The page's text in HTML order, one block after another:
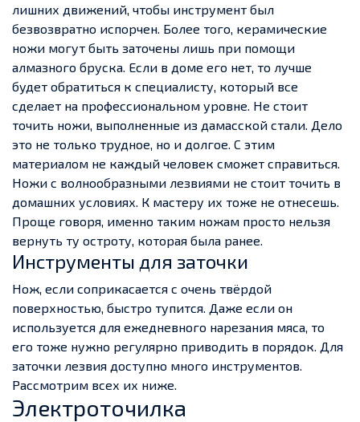
лишних движений, чтобы инструмент был
безвозвратно испорчен. Более того, керамические
ножи могут быть заточены лишь при помощи
алмазного бруска. Если в доме его нет, то лучше
будет обратиться к специалисту, который все
сделает на профессиональном уровне. Не стоит
точить ножи, выполненные из дамасской стали. Дело
это не только трудное, но и долгое. С этим
материалом не каждый человек сможет справиться.
Ножи с волнообразными лезвиями не стоит точить в
домашних условиях. К мастеру их тоже не отнесешь.
Проще говоря, именно таким ножам просто нельзя
вернуть ту остроту, которая была ранее.
Инструменты для заточки
Нож, если соприкасается с очень твёрдой
поверхностью, быстро тупится. Даже если он
используется для ежедневного нарезания мяса, то
его тоже нужно регулярно приводить в порядок. Для
заточки лезвия доступно много инструментов.
Рассмотрим всех их ниже.
Электроточилка